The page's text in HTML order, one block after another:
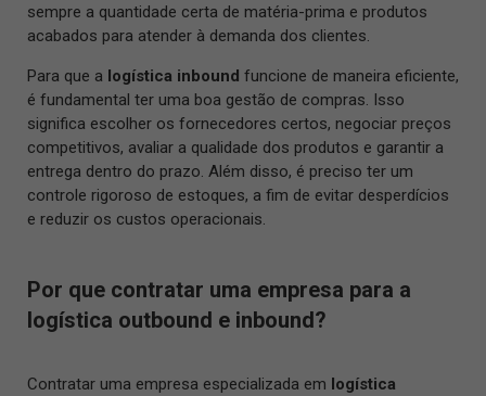
sempre a quantidade certa de matéria-prima e produtos
acabados para atender à demanda dos clientes.
Para que a logística inbound funcione de maneira eficiente,
é fundamental ter uma boa gestão de compras. Isso
significa escolher os fornecedores certos, negociar preços
competitivos, avaliar a qualidade dos produtos e garantir a
entrega dentro do prazo. Além disso, é preciso ter um
controle rigoroso de estoques, a fim de evitar desperdícios
e reduzir os custos operacionais.
Por que contratar uma empresa para a
logística outbound e inbound?
Contratar uma empresa especializada em logística